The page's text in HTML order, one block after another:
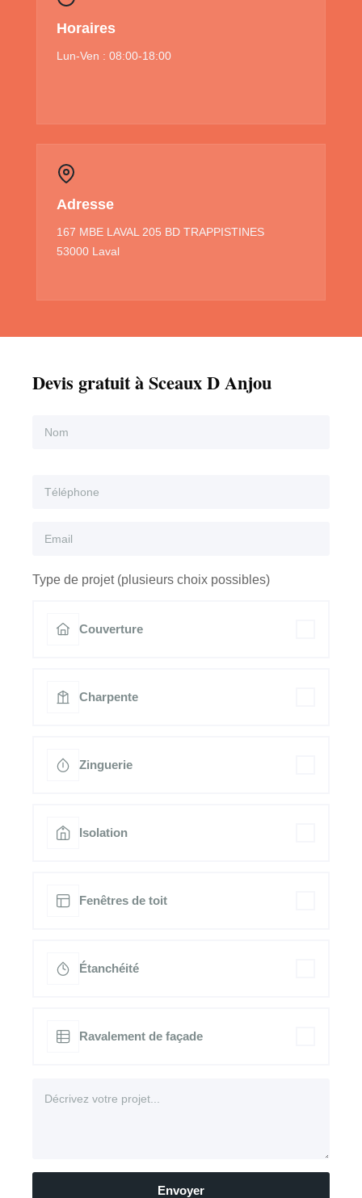
Horaires
Lun-Ven : 08:00-18:00
Adresse
167 MBE LAVAL 205 BD TRAPPISTINES
53000 Laval
Devis gratuit à Sceaux D Anjou
Type de projet (plusieurs choix possibles)
Couverture
Charpente
Zinguerie
Isolation
Fenêtres de toit
Étanchéité
Ravalement de façade
Envoyer